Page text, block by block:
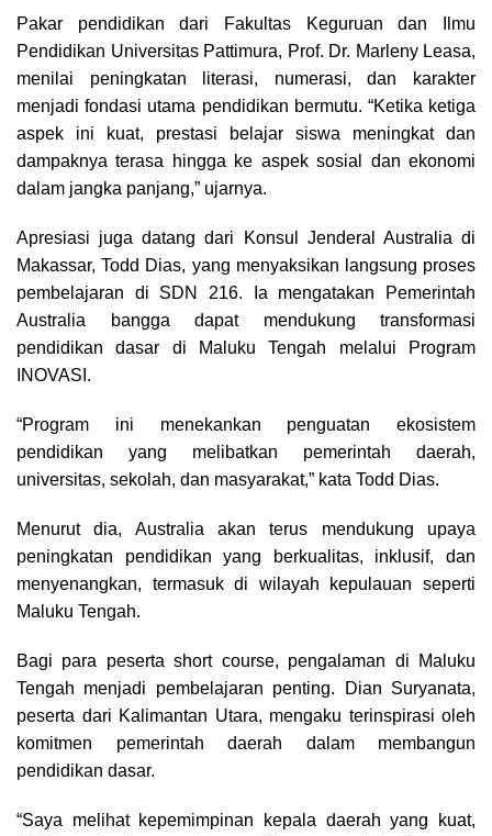
Pakar pendidikan dari Fakultas Keguruan dan Ilmu
Pendidikan Universitas Pattimura, Prof. Dr. Marleny Leasa,
menilai peningkatan literasi, numerasi, dan karakter
menjadi fondasi utama pendidikan bermutu. “Ketika ketiga
aspek ini kuat, prestasi belajar siswa meningkat dan
dampaknya terasa hingga ke aspek sosial dan ekonomi
dalam jangka panjang,” ujarnya.
Apresiasi juga datang dari Konsul Jenderal Australia di
Makassar, Todd Dias, yang menyaksikan langsung proses
pembelajaran di SDN 216. Ia mengatakan Pemerintah
Australia bangga dapat mendukung transformasi
pendidikan dasar di Maluku Tengah melalui Program
INOVASI.
“Program ini menekankan penguatan ekosistem
pendidikan yang melibatkan pemerintah daerah,
universitas, sekolah, dan masyarakat,” kata Todd Dias.
Menurut dia, Australia akan terus mendukung upaya
peningkatan pendidikan yang berkualitas, inklusif, dan
menyenangkan, termasuk di wilayah kepulauan seperti
Maluku Tengah.
Bagi para peserta short course, pengalaman di Maluku
Tengah menjadi pembelajaran penting. Dian Suryanata,
peserta dari Kalimantan Utara, mengaku terinspirasi oleh
komitmen pemerintah daerah dalam membangun
pendidikan dasar.
“Saya melihat kepemimpinan kepala daerah yang kuat,